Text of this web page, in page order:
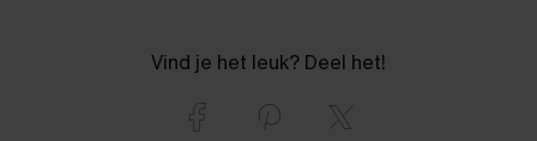
Vind je het leuk? Deel het!